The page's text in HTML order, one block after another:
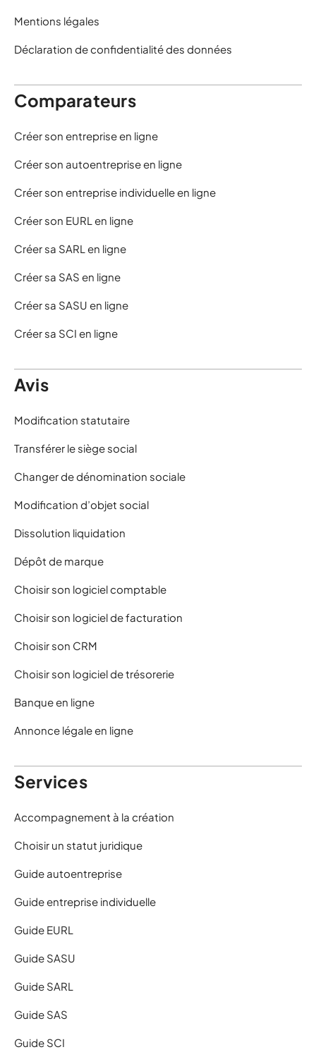
Mentions légales
Déclaration de confidentialité des données
Comparateurs
Créer son entreprise en ligne
Créer son autoentreprise en ligne
Créer son entreprise individuelle en ligne
Créer son EURL en ligne
Créer sa SARL en ligne
Créer sa SAS en ligne
Créer sa SASU en ligne
Créer sa SCI en ligne
Avis
Modification statutaire
Transférer le siège social
Changer de dénomination sociale
Modification d’objet social
Dissolution liquidation
Dépôt de marque
Choisir son logiciel comptable
Choisir son logiciel de facturation
Choisir son CRM
Choisir son logiciel de trésorerie
Banque en ligne
Annonce légale en ligne
Services
Accompagnement à la création
Choisir un statut juridique
Guide autoentreprise
Guide entreprise individuelle
Guide EURL
Guide SASU
Guide SARL
Guide SAS
Guide SCI